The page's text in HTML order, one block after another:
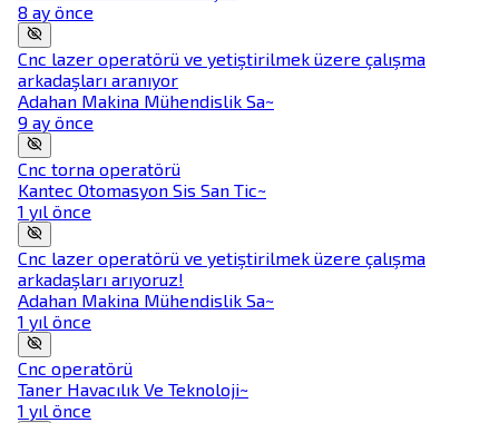
8 ay önce
Cnc lazer operatörü ve yetiştirilmek üzere çalışma
arkadaşları aranıyor
Adahan Makina Mühendislik Sa~
9 ay önce
Cnc torna operatörü
Kantec Otomasyon Sis San Tic~
1 yıl önce
Cnc lazer operatörü ve yetiştirilmek üzere çalışma
arkadaşları arıyoruz!
Adahan Makina Mühendislik Sa~
1 yıl önce
Cnc operatörü
Taner Havacılık Ve Teknoloji~
1 yıl önce